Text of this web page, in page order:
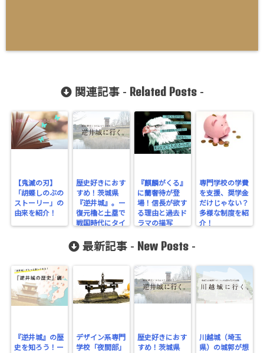
関連記事 - Related Posts-
【鬼滅の刃】
「胡蝶しのぶの
ストーリー」の
由来を紹介！
歴史好きにおす
すめ！茨城県
『逆井城』。ー
復元櫓と土塁で
戦国時代にタイ
『麒麟がくる』
に蘭奢待が登
場！信長が欲す
る理由と過去ド
ラマの描写
専門学校の学費
を支援、奨学金
だけじゃない？
多様な制度を紹
介！
最新記事 - New Posts -
『逆井城』の歴
史を知ろう！ー
デザイン系専門
学校「夜間部」
歴史好きにおす
すめ！茨城県
川越城（埼玉
県）の城郭が想